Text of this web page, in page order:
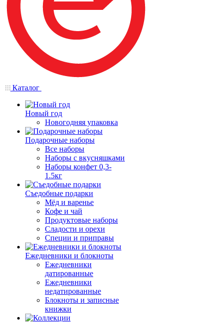
Каталог
Новый год
Новогодняя упаковка
Подарочные наборы
Все наборы
Наборы с вкусняшками
Наборы конфет 0,3-
1.5кг
Съедобные подарки
Мёд и варенье
Кофе и чай
Продуктовые наборы
Сладости и орехи
Специи и приправы
Ежедневники и блокноты
Ежедневники
датированные
Ежедневники
недатированные
Блокноты и записные
книжки